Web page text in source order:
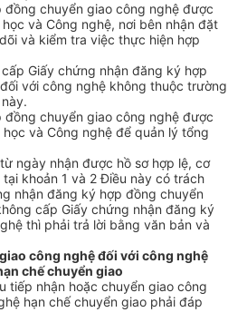
chuyển giao công nghệ được
và Công nghệ, nơi bên nhận đặt
và kiểm tra việc thực hiện hợp
Giấy chứng nhận đăng ký hợp
với công nghệ không thuộc trường
chuyển giao công nghệ được
và Công nghệ để quản lý tổng
ngày nhận được hồ sơ hợp lệ, cơ
khoản 1 và 2 Điều này có trách
nhận đăng ký hợp đồng chuyển
cấp Giấy chứng nhận đăng ký
thì phải trả lời bằng văn bản và
công nghệ đối với công nghệ
chế chuyển giao
tiếp nhận hoặc chuyển giao công
hạn chế chuyển giao phải đáp